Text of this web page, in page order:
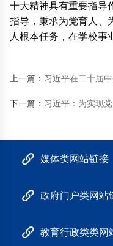
十大精神具有重要指导
指导，秉承为党育人、
人根本任务，在学校事
上一篇： 习近平在二十届
下一篇： 习近平：为实现
媒体类网站链接
政府门户类网站
教育行政类类网